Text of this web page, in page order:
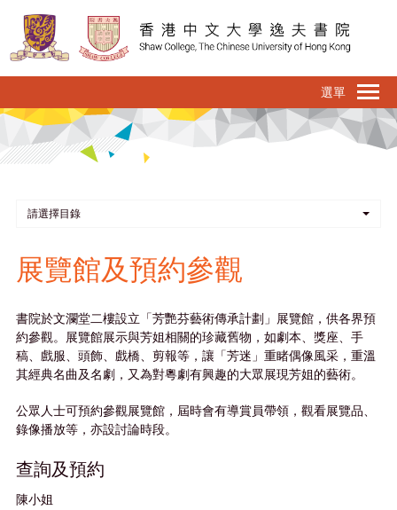
請選擇目錄
展覽館及預約參觀
書院於文瀾堂二樓設立「芳艷芬藝術傳承計劃」展覽館，供各界預
約參觀。展覽館展示與芳姐相關的珍藏舊物，如劇本、獎座、手
稿、戲服、頭飾、戲橋、剪報等，讓「芳迷」重睹偶像風采，重溫
其經典名曲及名劇，又為對粵劇有興趣的大眾展現芳姐的藝術。
公眾人士可預約參觀展覽館 ，屆時會有導賞員帶領，觀看展覽品、
錄像播放等，亦設討論時段。
查詢及預約
陳小姐